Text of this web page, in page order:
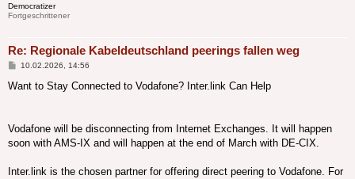
Democratizer
Fortgeschrittener
Re: Regionale Kabeldeutschland peerings fallen weg
Beitrag
10.02.2026, 14:56
Want to Stay Connected to Vodafone? Inter.link Can Help
Vodafone will be disconnecting from Internet Exchanges. It will happen
soon with AMS-IX and will happen at the end of March with DE-CIX.
Inter.link is the chosen partner for offering direct peering to Vodafone. For